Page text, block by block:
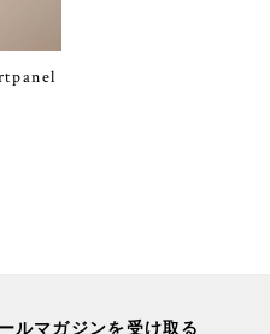
ルマガジンを受け取る